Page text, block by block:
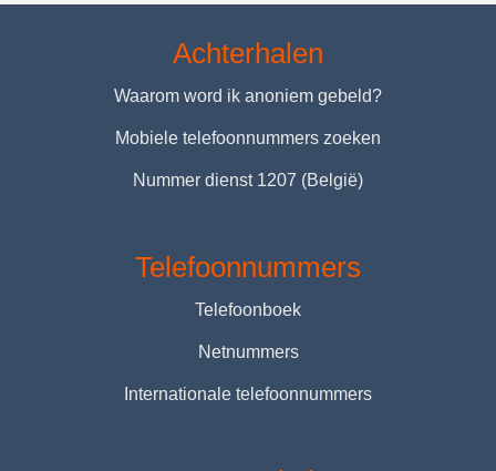
Achterhalen
Waarom word ik anoniem gebeld?
Mobiele telefoonnummers zoeken
Nummer dienst 1207 (België)
Telefoonnummers
Telefoonboek
Netnummers
Internationale telefoonnummers